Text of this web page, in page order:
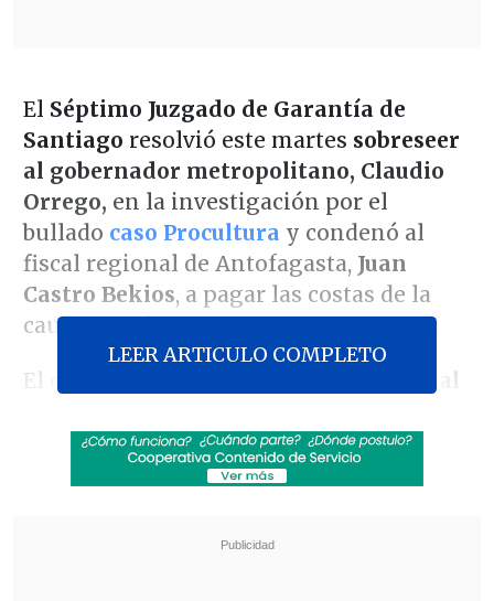
El Séptimo Juzgado de Garantía de
Santiago resolvió este martes sobreseer
al gobernador metropolitano, Claudio
Orrego, en la investigación por el
bullado caso Procultura y condenó al
fiscal regional de Antofagasta, Juan
Castro Bekios, a pagar las costas de la
causa penal.
El caso, liderado por la
delito de fraude al fiscopor la
transferencia de 1.600 millones de
Metropolitano a la fundación
LEER ARTICULO COMPLETO